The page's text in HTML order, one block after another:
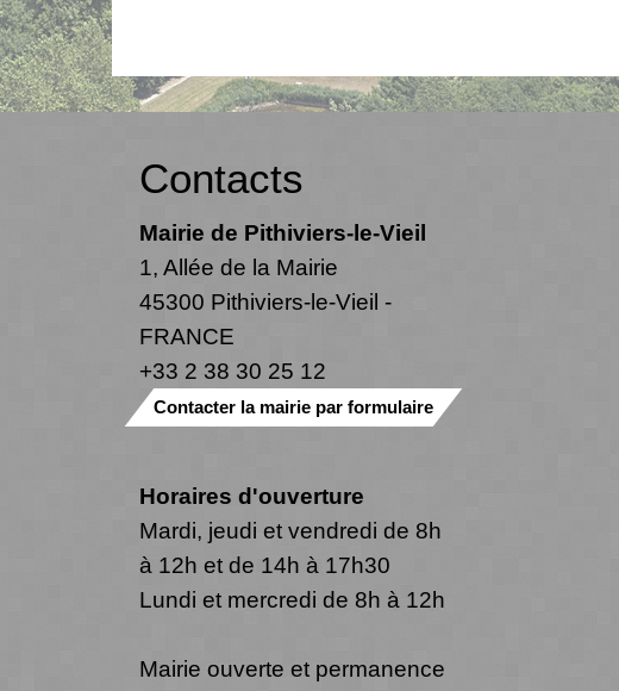
Contacts
Mairie de Pithiviers-le-Vieil
1, Allée de la Mairie
45300 Pithiviers-le-Vieil -
FRANCE
+33 2 38 30 25 12
Contacter la mairie par formulaire
Horaires d'ouverture
Mardi, jeudi et vendredi de 8h
à 12h et de 14h à 17h30
Lundi et mercredi de 8h à 12h
Mairie ouverte et permanence